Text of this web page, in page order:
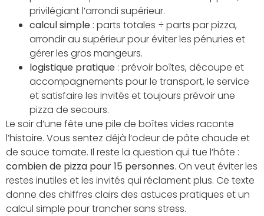
privilégiant l’arrondi supérieur.
calcul simple : parts totales ÷ parts par pizza,
arrondir au supérieur pour éviter les pénuries et
gérer les gros mangeurs.
logistique pratique : prévoir boîtes, découpe et
accompagnements pour le transport, le service
et satisfaire les invités et toujours prévoir une
pizza de secours.
Le soir d’une fête une pile de boîtes vides raconte
l’histoire. Vous sentez déjà l’odeur de pâte chaude et
de sauce tomate. Il reste la question qui tue l’hôte :
combien de pizza pour 15 personnes. On veut éviter les
restes inutiles et les invités qui réclament plus. Ce texte
donne des chiffres clairs des astuces pratiques et un
calcul simple pour trancher sans stress.